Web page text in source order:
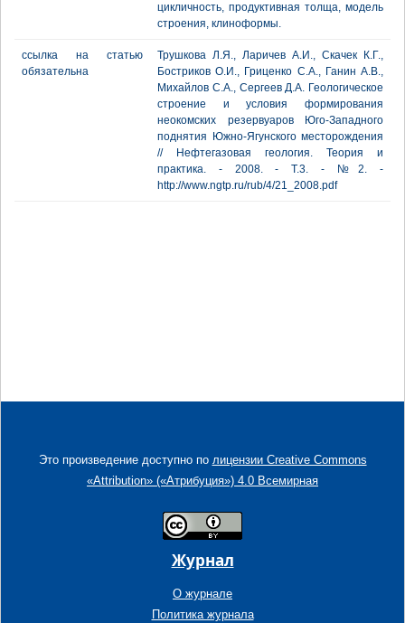
цикличность, продуктивная толща, модель
строения, клиноформы.
ссылка на статью
обязательна
Трушкова Л.Я., Ларичев А.И., Скачек К.Г.,
Бостриков О.И., Гриценко С.А., Ганин А.В.,
Михайлов С.А., Сергеев Д.А. Геологическое
строение и условия формирования
неокомских резервуаров Юго-Западного
поднятия Южно-Ягунского месторождения
// Нефтегазовая геология. Теория и
практика. - 2008. - Т.3. - №2. -
http://www.ngtp.ru/rub/4/21_2008.pdf
Это произведение доступно по лицензии Creative Commons
«Attribution» («Атрибуция») 4.0 Всемирная
Журнал
О журнале
Политика журнала